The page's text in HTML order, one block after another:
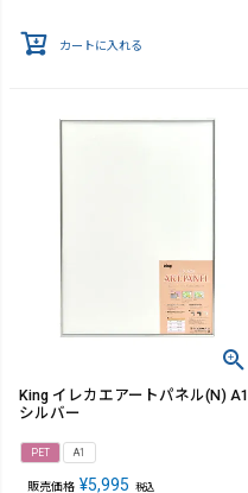
カートに入れる
King イレカエアートパネル(N) A1
シルバー
PET A1
販売価格 ¥5,995 税込